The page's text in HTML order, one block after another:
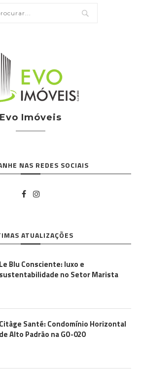
Evo Imóveis
NAS REDES SOCIAIS
ATUALIZAÇÕES
Le Blu Consciente: luxo e
sustentabilidade no Setor Marista
Citàge Santé: Condomínio Horizontal
de Alto Padrão na GO-020